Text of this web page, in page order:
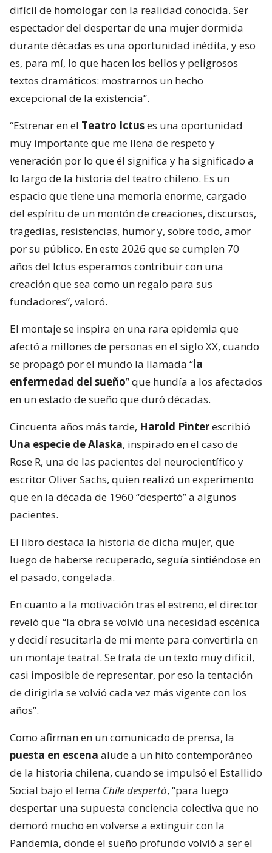
difícil de homologar con la realidad conocida. Ser
espectador del despertar de una mujer dormida
durante décadas es una oportunidad inédita, y eso
es, para mí, lo que hacen los bellos y peligrosos
textos dramáticos: mostrarnos un hecho
excepcional de la existencia”.
“Estrenar en el Teatro Ictuses una oportunidad
muy importante que me llena de respeto y
veneración por lo que él significa y ha significado a
lo largo de la historia del teatro chileno. Es un
espacio que tiene una memoria enorme, cargado
del espíritu de un montón de creaciones, discursos,
tragedias, resistencias, humor y, sobre todo, amor
por su público. En este 2026 que se cumplen 70
años del Ictus esperamos contribuir con una
creación que sea como un regalo para sus
fundadores”, valoró.
El montaje se inspira en una rara epidemia que
afectó a millones de personas en el siglo XX, cuando
se propagó por el mundo la llamada “la
enfermedad del sueño” que hundía a los afectados
en un estado de sueño que duró décadas.
Cincuenta años más tarde, Harold Pinterescribió
Una especie de Alaska, inspirado en el caso de
Rose R, una de las pacientes del neurocientífico y
escritor Oliver Sachs, quien realizó un experimento
que en la década de 1960 “despertó” a algunos
pacientes.
El libro destaca la historia de dicha mujer, que
luego de haberse recuperado, seguía sintiéndose en
el pasado, congelada.
En cuanto a la motivación tras el estreno, el director
reveló que “la obra se volvió una necesidad escénica
y decidí resucitarla de mi mente para convertirla en
un montaje teatral. Se trata de un texto muy difícil,
casi imposible de representar, por eso la tentación
de dirigirla se volvió cada vez más vigente con los
años”.
Como afirman en un comunicado de prensa, la
puesta en escena alude a un hito contemporáneo
de la historia chilena, cuando se impulsó el Estallido
Social bajo el lema Chile despertó, “para luego
despertar una supuesta conciencia colectiva que no
demoró mucho en volverse a extinguir con la
Pandemia, donde el sueño profundo volvió a ser el